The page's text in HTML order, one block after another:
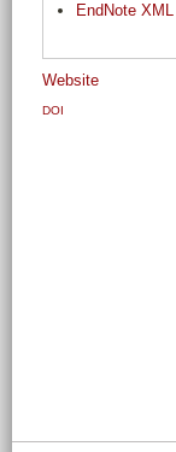
EndNote XML
Website
DOI